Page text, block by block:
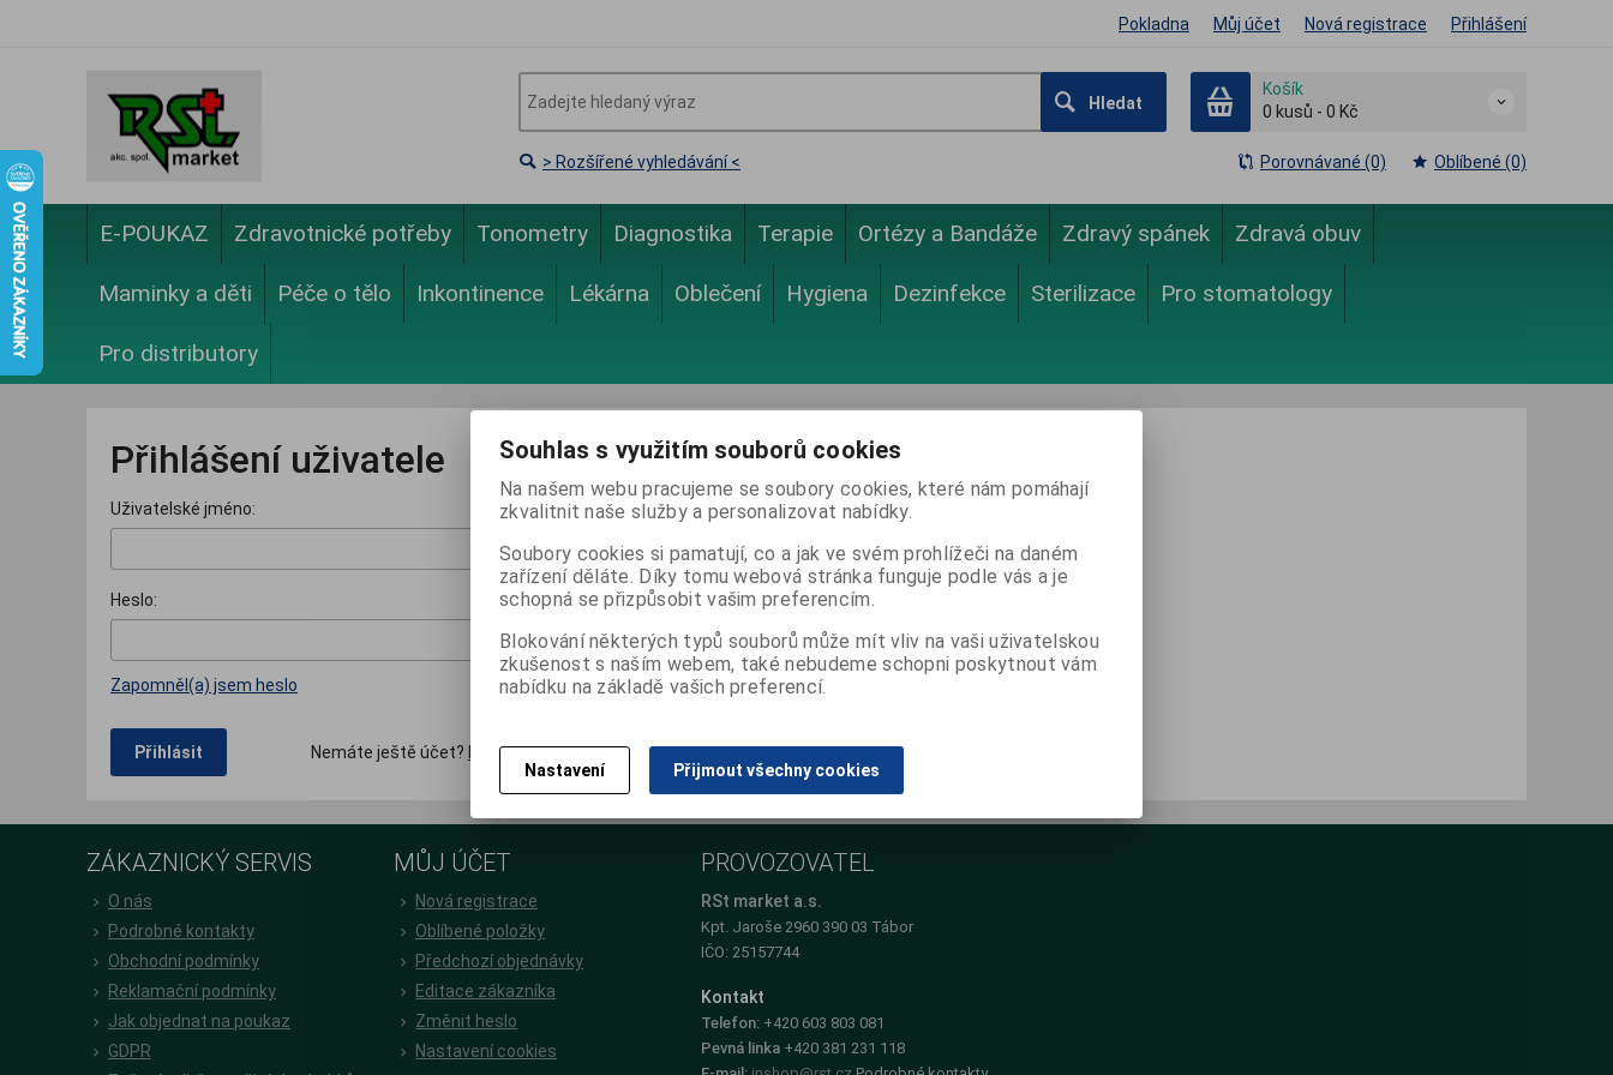
Pokladna Můj účet Nová registrace Přihlášení
Hledat
Košík
0 kusů - 0 Kč
> Rozšířené vyhledávání < Porovnávané (0) Oblíbené (0)
E-POUKAZ Zdravotnické potřeby Tonometry Diagnostika Terapie Ortézy a Bandáže Zdravý spánek Zdravá obuv
Maminky a děti Péče o tělo Inkontinence Lékárna Oblečení Hygiena Dezinfekce Sterilizace Pro stomatology
Pro distributory
Přihlášení uživatele
Uživatelské jméno:
Heslo:
Zapomněl(a) jsem heslo
Přihlásit Nemáte ještě účet? Nová registrace
ZÁKAZNICKÝ SERVIS
O nás
Podrobné kontakty
Obchodní podmínky
Reklamační podmínky
Jak objednat na poukaz
GDPR
MŮJ ÚČET
Nová registrace
Oblíbené položky
Předchozí objednávky
Editace zákazníka
Změnit heslo
Nastavení cookies
PROVOZOVATEL
RSt market a.s.
Kpt. Jaroše 2960 390 03 Tábor
IČO: 25157744
Kontakt
Telefon: +420 603 803 081
Pevná linka +420 381 231 118
Souhlas s využitím souborů cookies
Na našem webu pracujeme se soubory cookies, které nám pomáhají
zkvalitnit naše služby a personalizovat nabídky.
Soubory cookies si pamatují, co a jak ve svém prohlížeči na daném
zařízení děláte. Díky tomu webová stránka funguje podle vás a je
schopná se přizpůsobit vašim preferencím.
Blokování některých typů souborů může mít vliv na vaši uživatelskou
zkušenost s naším webem, také nebudeme schopni poskytnout vám
nabídku na základě vašich preferencí.
Nastavení Přijmout všechny cookies